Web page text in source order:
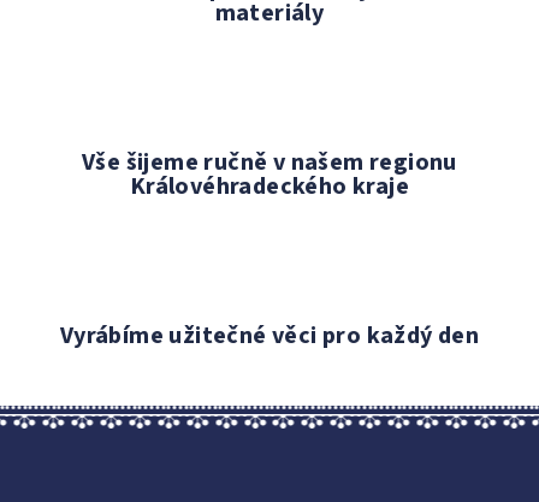
materiály
Vše šijeme ručně v našem regionu
Královéhradeckého kraje
Vyrábíme užitečné věci pro každý den